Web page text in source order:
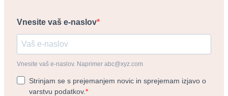
Vnesite vaš e-naslov
Vnesite vaš e-naslov. Naprimer abc@xyz.com
Strinjam se s prejemanjem novic in sprejemam izjavo o
varstvu podatkov.